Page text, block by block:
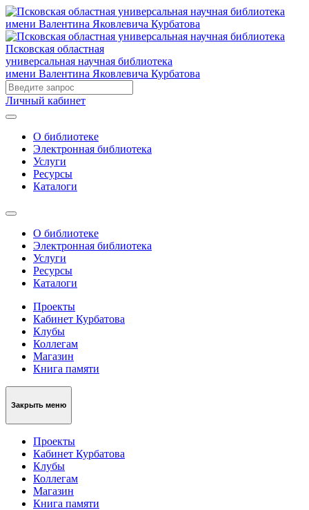
Псковская областная
универсальная научная библиотека
имени Валентина Яковлевича Курбатова
Личный кабинет
О библиотеке
Электронная библиотека
Услуги
Ресурсы
Каталоги
О библиотеке
Электронная библиотека
Услуги
Ресурсы
Каталоги
Проекты
Кабинет Курбатова
Клубы
Коллегам
Магазин
Книга памяти
Закрыть меню
Проекты
Кабинет Курбатова
Клубы
Коллегам
Магазин
Книга памяти